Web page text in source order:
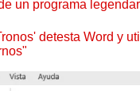
un programa
detesta Word y